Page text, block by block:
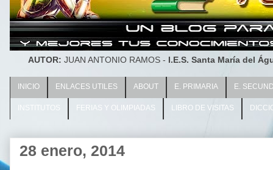
AUTOR: JUAN ANTONIO RAMOS - I.E.S. Santa María del
INICIO ENLACES UTILES ABOUT E. PRIMARIA E.
INSTITUTOS FERIAS Y OLIMPIADAS LIBRO DE VISITAS
28 enero, 2014